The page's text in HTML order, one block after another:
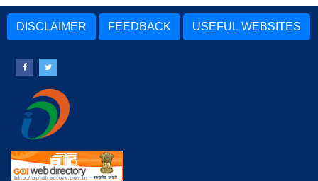
DISCLAIMER FEEDBACK USEFUL WEBSITES